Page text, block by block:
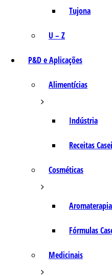
Tujona
U – Z
P&D e Aplicações
Alimentícias
Indústria
Receitas
Cosméticas
Aromaterapia
Fórmulas
Medicinais